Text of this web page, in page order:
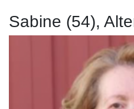
Sabine (54),